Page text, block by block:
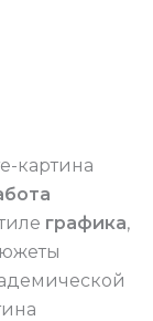
картина
графика,